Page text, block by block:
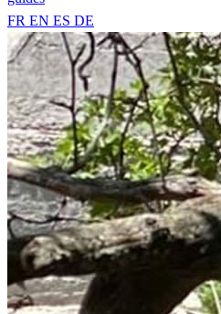
FR EN ES DE